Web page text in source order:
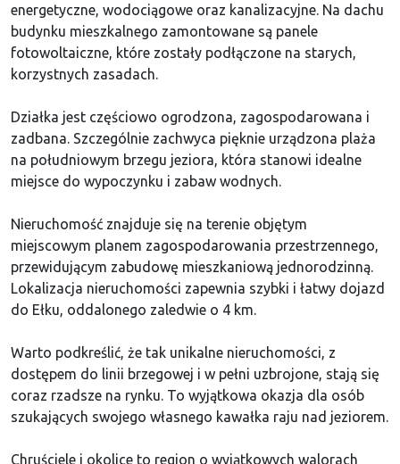
energetyczne, wodociągowe oraz kanalizacyjne. Na dachu
budynku mieszkalnego zamontowane są panele
fotowoltaiczne, które zostały podłączone na starych,
korzystnych zasadach.
Działka jest częściowo ogrodzona, zagospodarowana i
zadbana. Szczególnie zachwyca pięknie urządzona plaża
na południowym brzegu jeziora, która stanowi idealne
miejsce do wypoczynku i zabaw wodnych.
Nieruchomość znajduje się na terenie objętym
miejscowym planem zagospodarowania przestrzennego,
przewidującym zabudowę mieszkaniową jednorodzinną.
Lokalizacja nieruchomości zapewnia szybki i łatwy dojazd
do Ełku, oddalonego zaledwie o 4 km.
Warto podkreślić, że tak unikalne nieruchomości, z
dostępem do linii brzegowej i w pełni uzbrojone, stają się
coraz rzadsze na rynku. To wyjątkowa okazja dla osób
szukających swojego własnego kawałka raju nad jeziorem.
Chruściele i okolice to region o wyjątkowych walorach